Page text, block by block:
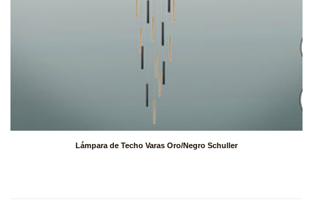
Lámpara de Techo Varas Oro/Negro Schuller